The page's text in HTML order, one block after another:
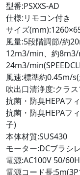
型番:PSXXS-AD
仕様:リモコン付き
サイズ
風量:5段階調節/約
12m3/min、約8m3/
24m3/
風速:標準約0.45m/
吹出口清浄度:クラ
抗菌・防臭HEPAフ
抗菌・防臭HEPAフ
子)
本体材質:SUS430
モーター:DCブラシ
電源:AC100V 50/
電源コード長